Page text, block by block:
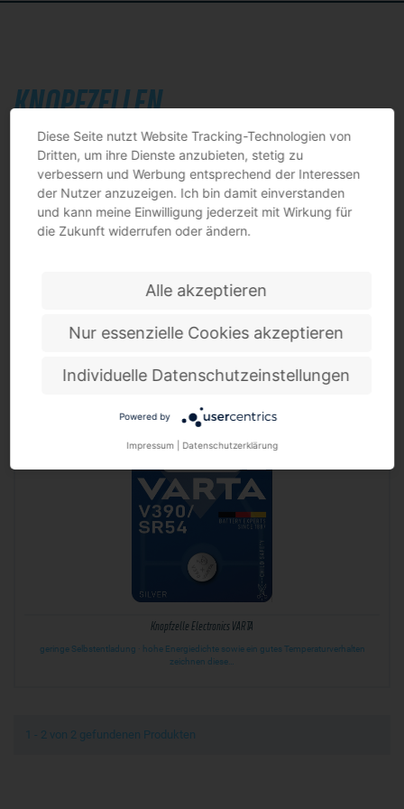
KNOPFZELLEN
Batterie Freshmaster® P3 11,1 V 6800 mAh JAS
Knopfzelle Electronics VARTA
geringe Selbstentladung · hohe Energiedichte sowie ein gutes Temperaturverhalten
zeichnen diese…
1 - 2 von 2 gefundenen Produkten
Diese Seite nutzt Website Tracking-Technologien von
Dritten, um ihre Dienste anzubieten, stetig zu
verbessern und Werbung entsprechend der Interessen
der Nutzer anzuzeigen. Ich bin damit einverstanden
und kann meine Einwilligung jederzeit mit Wirkung für
die Zukunft widerrufen oder ändern.
Alle akzeptieren
Nur essenzielle Cookies akzeptieren
Individuelle Datenschutzeinstellungen
Powered by
Impressum Datenschutzerklärung